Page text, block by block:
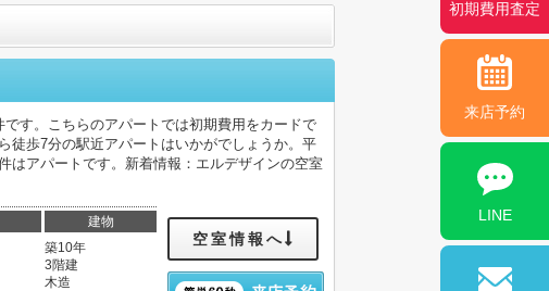
す。こちらのアパートでは初期費用をカードで
徒歩7分の駅近アパートはいかがでしょうか。平
はアパートです。新着情報：エルデザインの空室
建物
築10年
3階建
木造
空室情報へ
初期費用査定
来店予約
LINE